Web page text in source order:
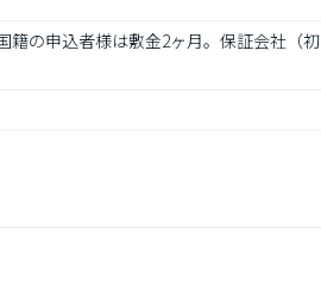
籍の申込者様は敷金2ヶ月。保証会社（初